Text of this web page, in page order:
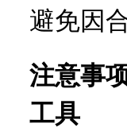
避免因
注意事
工具